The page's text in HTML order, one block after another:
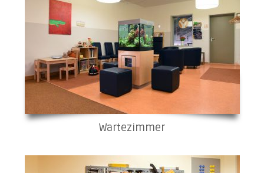
Wartezimmer